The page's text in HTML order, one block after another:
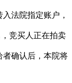
法院指定账户，
竞买人正在拍卖
者确认后，本院将